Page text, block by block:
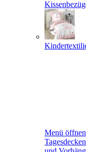
Menü öffnen